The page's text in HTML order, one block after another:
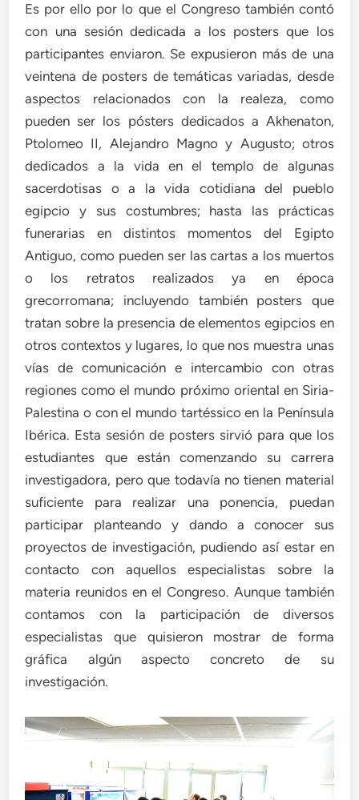
Es por ello por lo que el Congreso también contó
con una sesión dedicada a los posters que los
participantes enviaron. Se expusieron más de una
veintena de posters de temáticas variadas, desde
aspectos relacionados con la realeza, como
pueden ser los pósters dedicados a Akhenaton,
Ptolomeo II, Alejandro Magno y Augusto; otros
dedicados a la vida en el templo de algunas
sacerdotisas o a la vida cotidiana del pueblo
egipcio y sus costumbres; hasta las prácticas
funerarias en distintos momentos del Egipto
Antiguo, como pueden ser las cartas a los muertos
o los retratos realizados ya en época
grecorromana; incluyendo también posters que
tratan sobre la presencia de elementos egipcios en
otros contextos y lugares, lo que nos muestra unas
vías de comunicación e intercambio con otras
regiones como el mundo próximo oriental en Siria-
Palestina o con el mundo tartéssico en la Península
Ibérica. Esta sesión de posters sirvió para que los
estudiantes que están comenzando su carrera
investigadora, pero que todavía no tienen material
suficiente para realizar una ponencia, puedan
participar planteando y dando a conocer sus
proyectos de investigación, pudiendo así estar en
contacto con aquellos especialistas sobre la
materia reunidos en el Congreso. Aunque también
contamos con la participación de diversos
especialistas que quisieron mostrar de forma
gráfica algún aspecto concreto de su
investigación.